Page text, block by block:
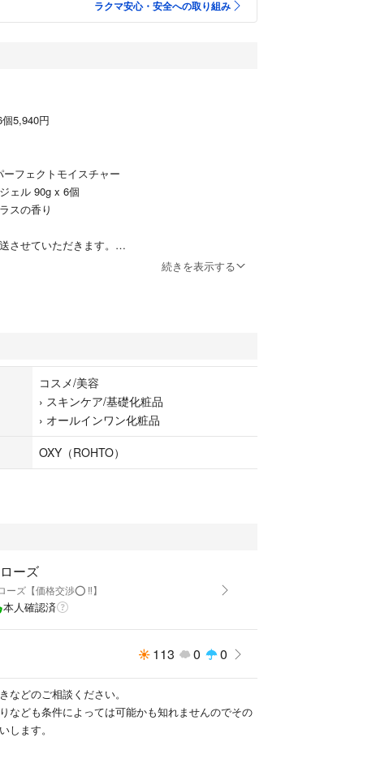
ラクマ安心・安全への取り組み
5,940円
フェクトモイスチャー
ェル 90g x 6個
スの香り
させていただきます。
“うるおい”を与えて、しっとり、きもちいい肌へべ
かでみずみずしいジェルタイプ
与える。
ン酸(うるおい成分)配合。
れや毛穴の目立ちを防ぎ、肌コンディションを整え
にこれ1つでOK！
ンワンジェル！
液 クリーム
ッチ容器
メンズコスメ スキンケア
続きを表示する
コスメ/美容
› スキンケア/基礎化粧品
› オールインワン化粧品
OXY（ROHTO）
ーズ
ーズ【価格交渉⭕️ ‼️】
本人確認済
113 0 0
などのご相談ください。
なども条件によっては可能かも知れませんのでその
します。